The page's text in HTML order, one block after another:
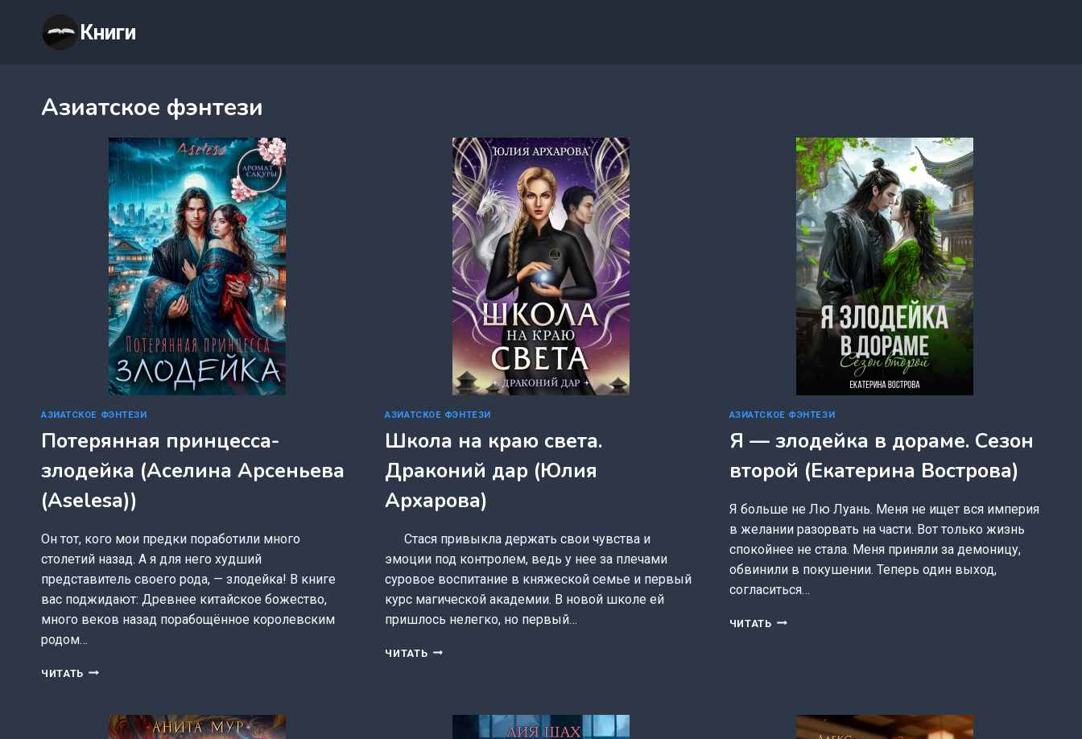
содержимому
Книги
Азиатское фэнтези
АЗИАТСКОЕ ФЭНТЕЗИ
Потерянная принцесса-
злодейка (Аселина Арсеньева
(Aselesa))
Он тот, кого мои предки поработили много
столетий назад. А я для него худший
представитель своего рода, — злодейка! В книге
вас поджидают: Древнее китайское божество,
много веков назад порабощённое королевским
родом…
ЧИТАТЬ ПОТЕРЯННАЯ
(АСЕЛИНА
АРСЕНЬЕВА
АЗИАТСКОЕ ФЭНТЕЗИ
Школа на краю света.
Драконий дар (Юлия
Архарова)
⠀⠀Стася привыкла держать свои чувства и
эмоции под контролем, ведь у нее за плечами
суровое воспитание в княжеской семье и первый
курс магической академии. В новой школе ей
пришлось нелегко, но первый…
ЧИТАТЬ ШКОЛА
ДРАКОНИЙ
АЗИАТСКОЕ ФЭНТЕЗИ
Я — злодейка в дораме. Сезон
второй (Екатерина Вострова)
Я больше не Лю Луань. Меня не ищет вся империя
в желании разорвать на части. Вот только жизнь
спокойнее не стала. Меня приняли за демоницу,
обвинили в покушении. Теперь один выход,
согласиться…
ЧИТАТЬ Я
ВТОРОЙ
(ЕКАТЕРИНА